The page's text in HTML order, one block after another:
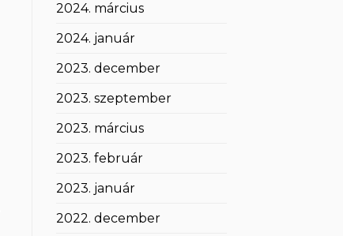
2024. március
2024. január
2023. december
2023. szeptember
2023. március
2023. február
2023. január
2022. december